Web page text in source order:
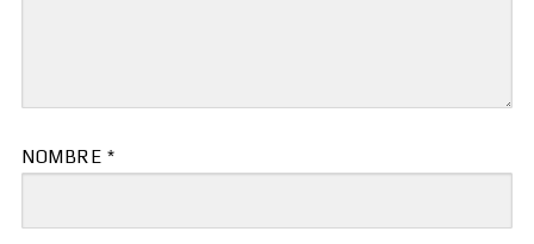
NOMBRE *